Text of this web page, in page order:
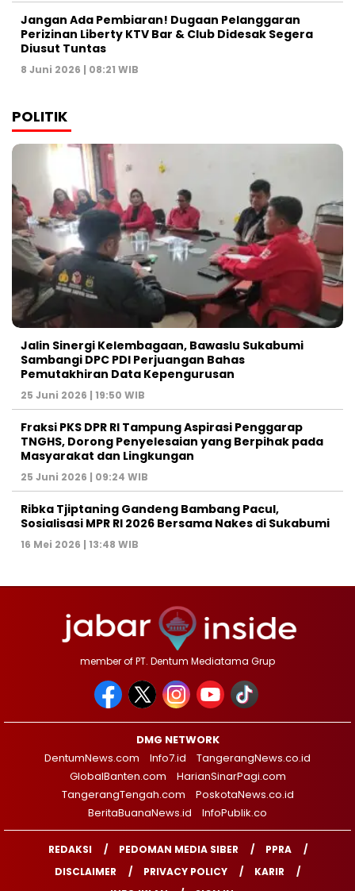
Jangan Ada Pembiaran! Dugaan Pelanggaran
Perizinan Liberty KTV Bar & Club Didesak Segera
Diusut Tuntas
8 Juni 2026 | 08:21 WIB
POLITIK
Jalin Sinergi Kelembagaan, Bawaslu Sukabumi
Sambangi DPC PDI Perjuangan Bahas
Pemutakhiran Data Kepengurusan
25 Juni 2026 | 19:50 WIB
‎Fraksi PKS DPR RI Tampung Aspirasi Penggarap
TNGHS, Dorong Penyelesaian yang Berpihak pada
Masyarakat dan Lingkungan‎
25 Juni 2026 | 09:24 WIB
Ribka Tjiptaning Gandeng Bambang Pacul,
Sosialisasi MPR RI 2026 Bersama Nakes di Sukabumi
16 Mei 2026 | 13:48 WIB
member of PT. Dentum Mediatama Grup
DMG NETWORK
DentumNews.com
Info7.id
TangerangNews.co.id
GlobalBanten.com
HarianSinarPagi.com
TangerangTengah.com
PoskotaNews.co.id
BeritaBuanaNews.id
InfoPublik.co
REDAKSI PEDOMAN MEDIA SIBER
PPRA
DISCLAIMER
PRIVACY POLICY
KARIR